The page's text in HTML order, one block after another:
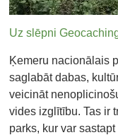
Uz slēpni
Ķemeru nacionālais
saglabāt dabas,
veicināt
vides izglītību. Tas ir
parks, kur var